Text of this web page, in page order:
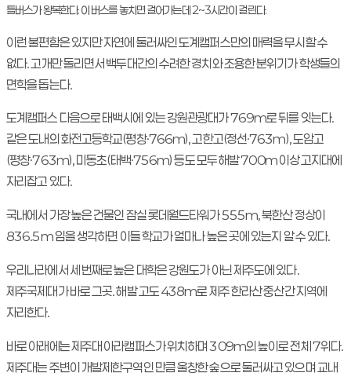
틀버스가 왕복한다. 이 버스를 놓치면 걸어가는데 2~3시간이 걸린다.
이런 불편함은 있지만 자연에 둘러싸인 도계캠퍼스만의 매력을 무시할 수
없다. 고개만 돌리면서 백두대간의 수려한 경치와 조용한 분위기가 학생들의
면학을 돕는다.
도계캠퍼스 다음으로 태백시에 있는 강원관광대가 769m로 뒤를 잇는다.
같은 도내의 화전고등학교(평창·766m), 고한고(정선·763m), 도암고
(평창·763m), 미동초(태백·756m) 등도 모두 해발 700m 이상 고지대에
자리잡고 있다.
국내에서 가장 높은 건물인 잠실 롯데월드타워가 555m, 북한산 정상이
836.5m 임을 생각하면 이들 학교가 얼마나 높은 곳에 있는지 알 수 있다.
우리나라에서 세 번째로 높은 대학은 강원도가 아닌 제주도에 있다.
제주국제대가 바로 그곳. 해발 고도 438m로 제주 한라산 중산간 지역에
자리한다.
바로 아래에는 제주대 아라캠퍼스가 위치하며 309m의 높이로 전체 7위다.
제주대는 주변이 개발제한구역인 만큼 울창한 숲으로 둘러싸고 있으며 교내